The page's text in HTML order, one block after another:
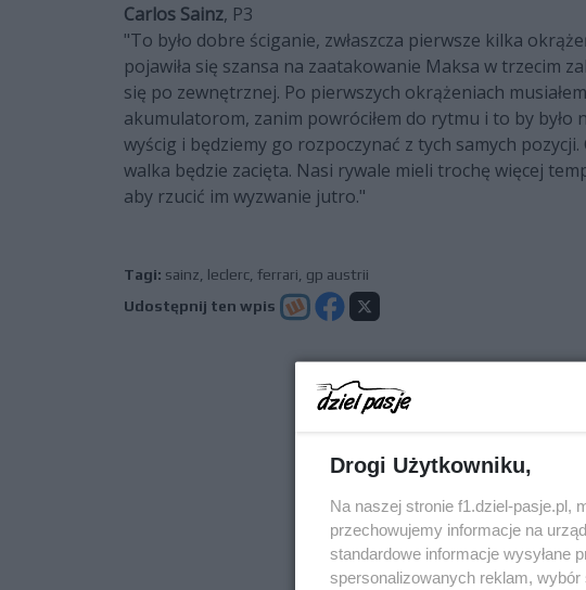
Carlos Sainz, P3
"To było dobre ściganie, zwłaszcza pierwsze kilka
pojawiła się szansa na zaatakowanie Maksa w trzecim
się po zewnętrznej. Po pierwszych okrążeniach
akumulatorom, zanim powróciłem do rytmu i to by było
wyścig i będziemy go rozpoczynać z tych samych
walka będzie zacięta. Nasi rywale mieli trochę więcej
aby rzucić im wyzwanie jutro."
Tagi: sainz leclerc ferrari gp austrii
Udostępnij ten wpis
Drogi Użytkowniku,
Na naszej stronie f1.dziel-pasje.pl,
przechowujemy informacje na
standardowe informacje wysyłane
spersonalizowanych reklam,